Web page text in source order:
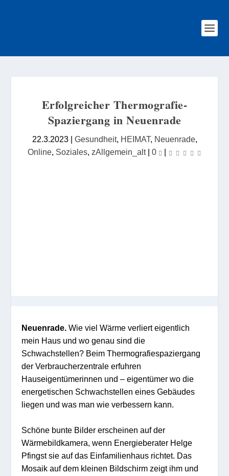
Erfolgreicher Thermografie-
Spaziergang in Neuenrade
22.3.2023| Gesundheit, HEIMAT, Neuenrade,
Online, Soziales, zAllgemein_alt| 0 |
Neuenrade. Wie viel Wärme verliert eigentlich
mein Haus und wo genau sind die
Schwachstellen? Beim Thermografiespaziergang
der Verbraucherzentrale erfuhren
Hauseigentümerinnen und – eigentümer wo die
energetischen Schwachstellen eines Gebäudes
liegen und was man wie verbessern kann.
Schöne bunte Bilder erscheinen auf der
Wärmebildkamera, wenn Energieberater Helge
Pfingst sie auf das Einfamilienhaus richtet. Das
Mosaik auf dem kleinen Bildschirm zeigt ihm und